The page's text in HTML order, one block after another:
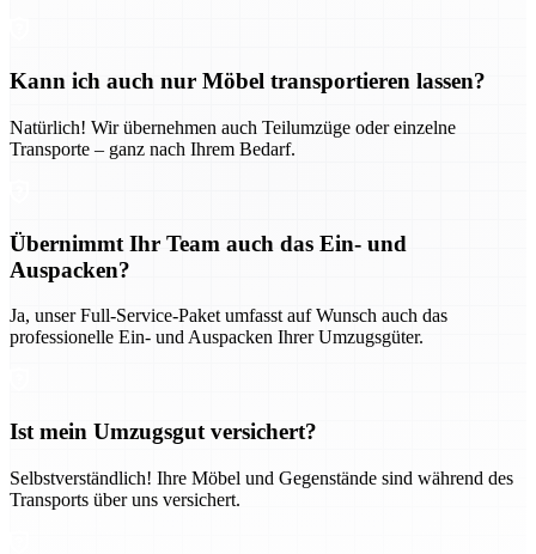
Kann ich auch nur Möbel transportieren lassen?
Natürlich! Wir übernehmen auch Teilumzüge oder einzelne
Transporte – ganz nach Ihrem Bedarf.
Übernimmt Ihr Team auch das Ein- und
Auspacken?
Ja, unser Full-Service-Paket umfasst auf Wunsch auch das
professionelle Ein- und Auspacken Ihrer Umzugsgüter.
Ist mein Umzugsgut versichert?
Selbstverständlich! Ihre Möbel und Gegenstände sind während des
Transports über uns versichert.